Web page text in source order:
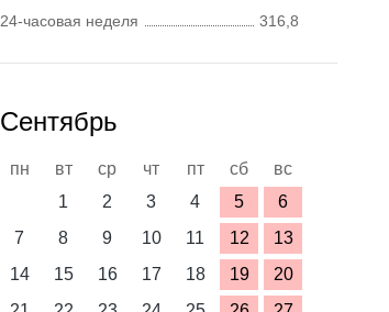
24-часовая неделя
316,8
Сентябрь
пн вт ср чт пт сб
вс
1
2 3 4 5
6
7
8 9 10 11 12
13
14
15 16 17 18 19
20